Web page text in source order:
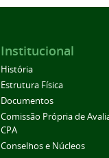
Institucional
História
Estrutura Física
Documentos
Comissão Própria de
CPA
Conselhos e Núcleos